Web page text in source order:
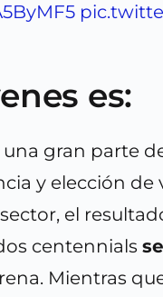
es:
gran parte
y elección
el
centennials
Mientras